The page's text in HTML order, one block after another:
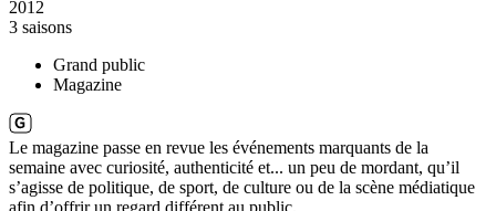
2012
3 saisons
Grand public
Magazine
Le magazine passe en revue les événements marquants de la
semaine avec curiosité, authenticité et... un peu de mordant, qu’il
s’agisse de politique, de sport, de culture ou de la scène médiatique
afin d’offrir un regard différent au public.